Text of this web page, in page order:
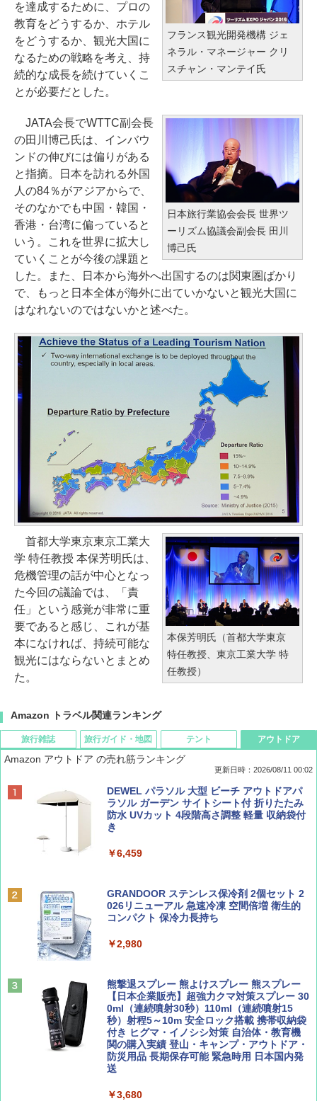
フランス観光開発機構 ジェ
ネラル・マネージャー クリ
スチャン・マンテイ氏
を達成するために、プロの
教育をどうするか、ホテル
をどうするか、観光大国に
なるための戦略を考え、持
続的な成長を続けていくこ
とが必要だとした。
日本旅行業協会会長 世界ツ
ーリズム協議会副会長 田川
博己氏
JATA会長でWTTC副会長
の田川博己氏は、インバウ
ンドの伸びには偏りがある
と指摘。日本を訪れる外国
人の84％がアジアからで、
そのなかでも中国・韓国・
香港・台湾に偏っていると
いう。これを世界に拡大し
ていくことが今後の課題と
した。また、日本から海外へ出国するのは関東圏ばかり
で、もっと日本全体が海外に出ていかないと観光大国に
はなれないのではないかと述べた。
本保芳明氏（首都大学東京
特任教授、東京工業大学 特
任教授）
首都大学東京東京工業大
学 特任教授 本保芳明氏は、
危機管理の話が中心となっ
た今回の議論では、「責
任」という感覚が非常に重
要であると感じ、これが基
本になければ、持続可能な
観光にはならないとまとめ
た。
Amazon トラベル関連ランキング
旅行雑誌
BE-PAL(ビ-パル) 2026年 10 月号【特別付録:
ノルディスク 4ホール鋳鉄スキレット】
￥1,540
SOTO ミニマル"旅"財布 ランダム2種】
￥1,500
￥600
ディズニーファン ２０２６年 ９月号 [雑
誌] (ＤＩＳＮＥＹ ＦＡＮ)
￥713
旅行ガイド・地図
地球の歩き方 スター・ウォーズ
￥2,695
力的な町 2026～2027 地球の歩き方D アジア
￥2,079
球の歩き方A ヨーロッパ
￥2,479
A26 地球の歩き方 チェコ ポーランド スロヴ
ァキア 2026～2027 地球の歩き方A ヨーロッ
テント
[キャンパーズコレクション 山善] テント ワ
ンタッチ 遮光率99.99%以上・UVカット率9
9.9%生地採用 ブラックコーティング 4人用
パッとサッとテントキューブ プレミアム PAT
PYKES PEAK (パイクスピーク) ポップアッ
プ テント サンシェード 簡易テント 【一瞬で
紫外線対策 日よけ 防虫 撥水 ビーチ ピクニッ
￥5,980
ENDLESS BASE 《めざましテレビで紹介》
テント ワンタッチ RENEW 幅200 2-3人用 43
500002(88859)
アウトドア
Amazon アウトドア の売れ筋ランキング
更新日時：2026/08/11 00:02
DEWEL パラソル 大型 ビーチ アウトドアパ
ラソル ガーデン サイトシート付 折りたたみ
防水 UVカット 4段階高さ調整 軽量 収納袋付
き
￥6,459
GRANDOOR ステンレス保冷剤 2個セット 2
026リニューアル 急速冷凍 空間倍増 衛生的
コンパクト 保冷力長持ち
￥2,980
熊撃退スプレー 熊よけスプレー 熊スプレー
【日本企業販売】超強力クマ対策スプレー 30
0ml（連続噴射30秒）110ml（連続噴射15
秒）射程5～10m 安全ロック搭載 携帯収納袋
付き ヒグマ・イノシシ対策 自治体・教育機
関の購入実績 登山・キャンプ・アウトドア・
防災用品 長期保存可能 緊急時用 日本国内発
送
￥3,680